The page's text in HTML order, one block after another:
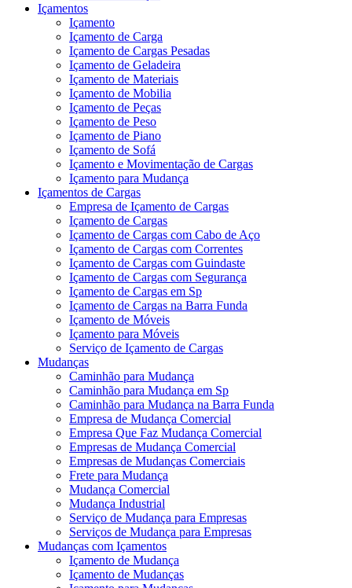
Içamentos
Içamento
Içamento de Carga
Içamento de Cargas Pesadas
Içamento de Geladeira
Içamento de Materiais
Içamento de Mobilia
Içamento de Peças
Içamento de Peso
Içamento de Piano
Içamento de Sofá
Içamento e Movimentação de Cargas
Içamento para Mudança
Içamentos de Cargas
Empresa de Içamento de Cargas
Içamento de Cargas
Içamento de Cargas com Cabo de Aço
Içamento de Cargas com Correntes
Içamento de Cargas com Guindaste
Içamento de Cargas com Segurança
Içamento de Cargas em Sp
Içamento de Cargas na Barra Funda
Içamento de Móveis
Içamento para Móveis
Serviço de Içamento de Cargas
Mudanças
Caminhão para Mudança
Caminhão para Mudança em Sp
Caminhão para Mudança na Barra Funda
Empresa de Mudança Comercial
Empresa Que Faz Mudança Comercial
Empresas de Mudança Comercial
Empresas de Mudanças Comerciais
Frete para Mudança
Mudança Comercial
Mudança Industrial
Serviço de Mudança para Empresas
Serviços de Mudança para Empresas
Mudanças com Içamentos
Içamento de Mudança
Içamento de Mudanças